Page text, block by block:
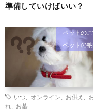
準備していけばいい？
ペットの
ペットの
いつ オンライン お供え
れ
お墓